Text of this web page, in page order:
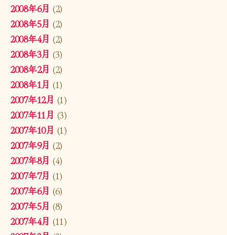
2008年6月 (2)
2008年5月 (2)
2008年4月 (2)
2008年3月 (3)
2008年2月 (2)
2008年1月 (1)
2007年12月 (1)
2007年11月 (3)
2007年10月 (1)
2007年9月 (2)
2007年8月 (4)
2007年7月 (1)
2007年6月 (6)
2007年5月 (8)
2007年4月 (11)